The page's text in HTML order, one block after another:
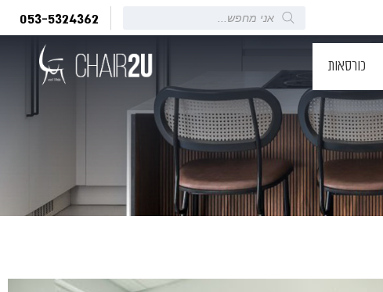
Products
search
053-5324362
כורסאות